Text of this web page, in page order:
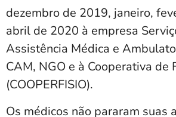
dezembro de 2019, janeiro,
abril de 2020 à empresa
Assistência Médica e
CAM, NGO e à Cooperativa de
(COOPERFISIO).
Os médicos não pararam suas